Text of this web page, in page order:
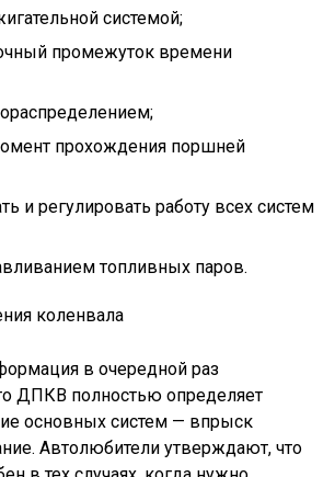
системой;
промежуток времени
прохождения поршней
и регулировать работу всех систем
топливных паров.
в очередной раз
ДПКВ полностью определяет
основных систем — впрыск
Автолюбители утверждают, что